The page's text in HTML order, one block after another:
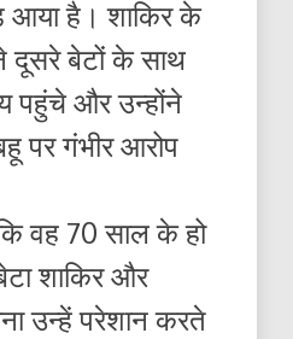
आया है। शाकिर के
दूसरे बेटों के साथ
पहुंचे और उन्होंने
पर गंभीर आरोप
वह 70 साल के हो
शाकिर और
उन्हें परेशान करते